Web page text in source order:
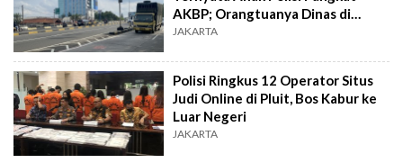
AKBP; Orangtuanya Dinas di
Mabes Polri
JAKARTA
Polisi Ringkus 12 Operator Situs
Judi Online di Pluit, Bos Kabur ke
Luar Negeri
JAKARTA